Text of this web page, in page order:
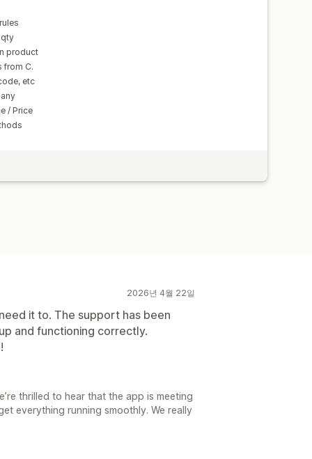
qty
product
from C.
etc
/ Price
2026년 4월 22일
it to. The support has been
and functioning correctly.
thrilled to hear that the app is meeting
everything running smoothly. We really